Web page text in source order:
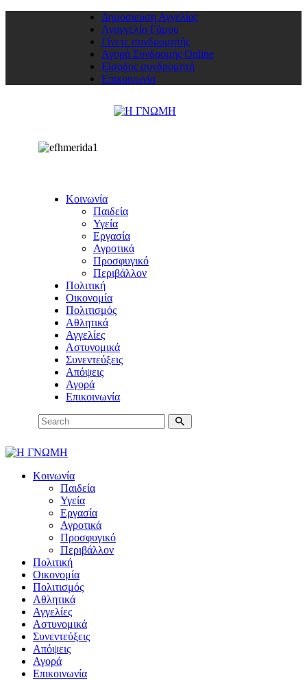
Δημοσιεύση Αγγελίας
Αναγγελία Γάμου
Γίνετε συνδρομητής
Αγορά Συνδρομής Online
Είσοδος συνδρομητή
Επικοινωνία
Κοινωνία
Παιδεία
Υγεία
Εργασία
Αγροτικά
Προσφυγικό
Περιβάλλον
Πολιτική
Οικονομία
Πολιτισμός
Αθλητικά
Αγγελίες
Αστυνομικά
Συνεντεύξεις
Απόψεις
Αγορά
Επικοινωνία
Κοινωνία
Παιδεία
Υγεία
Εργασία
Αγροτικά
Προσφυγικό
Περιβάλλον
Πολιτική
Οικονομία
Πολιτισμός
Αθλητικά
Αγγελίες
Αστυνομικά
Συνεντεύξεις
Απόψεις
Αγορά
Επικοινωνία